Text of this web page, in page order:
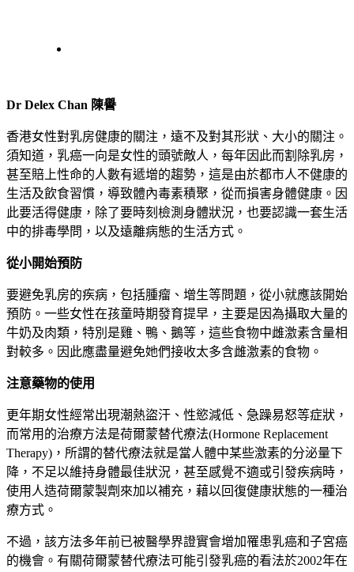
Dr Delex Chan 陳譽
香港女性對乳房健康的關注，遠不及對其形狀、大小的關注。
須知道，乳癌一向是女性的頭號敵人，每年因此而割除乳房，
甚至賠上性命的人數有遞增的趨勢，這是由於都市人不健康的
生活及飲食習慣，導致體內毒素積聚，從而損害身體健康。因
此要活得健康，除了要時刻檢測身體狀況，也要認識一套生活
中的排毒學問，以及遠離病態的生活方式。
從小開始預防
要避免乳房的疾病，包括腫瘤、增生等問題，從小就應該開始
預防。一些女性在孩童時期發育提早，主要是因為攝取大量的
牛奶及肉類，特別是雞、鴨、鵝等，這些食物中雌激素含量相
對較多。因此應盡量避免她們接收太多含雌激素的食物。
注意藥物的使用
更年期女性經常出現潮熱盜汗、性慾減低、急躁易怒等症狀，
而常用的治療方法是荷爾蒙替代療法(Hormone Replacement
Therapy)，所謂的替代療法就是當人體中某些激素的分泌量下
降，不足以維持身體最佳狀況，甚至感覺不適或引發疾病時，
使用人造荷爾蒙製劑來加以補充，藉以回復健康狀態的一種治
療方式。
不過，該方法多年前已被醫學界證實會增加罹患乳癌和子宮癌
的機會。有關荷爾蒙替代療法可能引發乳癌的看法於2002年在